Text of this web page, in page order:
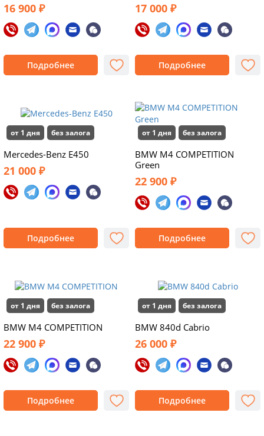
16 900 ₽
Подробнее
17 000 ₽
Подробнее
от 1 дня без залога
Mercedes-Benz E450
21 000 ₽
Подробнее
от 1 дня без залога
BMW M4 COMPETITION
Green
22 900 ₽
Подробнее
от 1 дня без залога
BMW M4 COMPETITION
22 900 ₽
Подробнее
от 1 дня без залога
BMW 840d Cabrio
26 000 ₽
Подробнее